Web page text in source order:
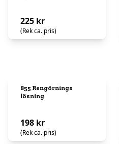
225 kr
(Rek ca. pris)
855 Rengörnings
lösning
198 kr
(Rek ca. pris)